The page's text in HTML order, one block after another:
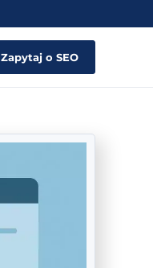
Zapytaj o SEO